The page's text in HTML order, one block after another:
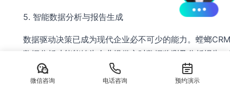
5. 智能数据分析与报告生成
数据驱动决策已成为现代企业必不可少的能力。螳螂
数据分析功能能够为企业提供实时数据监测及分析报告
以通过各种可视化报表，深入洞察客户行为、市场趋势
效等。
微信咨询 电话咨询 预约演示